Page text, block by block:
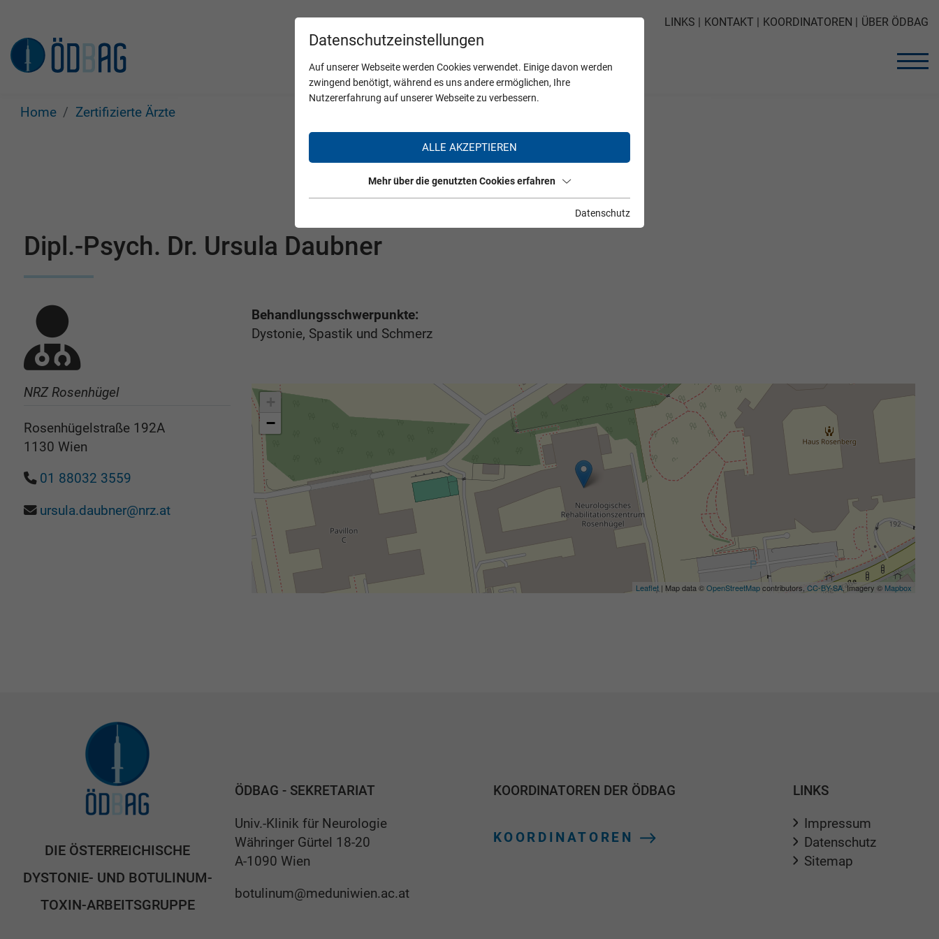
Home Zertifizierte Ärzte
Dipl.-Psych. Dr. Ursula Daubner
Behandlungsschwerpunkte:
Dystonie, Spastik und Schmerz
NRZ Rosenhügel
Rosenhügelstraße 192A
1130 Wien
01 88032 3559
ursula.daubner@nrz.at
−
Leaflet | Map data ©OpenStreetMapcontributors,CC-BY-SA, Imagery © Mapbox
DIE ÖSTERREICHISCHE
DYSTONIE- UND BOTULINUM-
TOXIN-ARBEITSGRUPPE
ÖDBAG - SEKRETARIAT
Univ.-Klinik für Neurologie
Währinger Gürtel 18-20
A-1090 Wien
botulinum@meduniwien.ac.at
KOORDINATOREN DER ÖDBAG
KOORDINATOREN
LINKS
Impressum
Datenschutz
Sitemap
Datenschutzeinstellungen
Auf unserer Webseite werden Cookies verwendet. Einige davon werden
zwingend benötigt, während es uns andere ermöglichen, Ihre
Nutzererfahrung auf unserer Webseite zu verbessern.
ALLE AKZEPTIEREN
Mehr über die genutzten Cookies erfahren
Datenschutz
LINKS KONTAKT KOORDINATOREN ÜBER ÖDBAG